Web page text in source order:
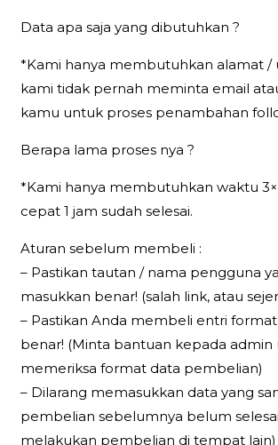
Data apa saja yang dibutuhkan ?
*Kami hanya membutuhkan alamat /
kami tidak pernah meminta email
kamu untuk proses penambahan
Berapa lama proses nya ?
*Kami hanya membutuhkan waktu
cepat 1 jam sudah selesai.
Aturan sebelum membeli :
– Pastikan tautan / nama pengguna
masukkan benar! (salah link, atau
– Pastikan Anda membeli entri
benar! (Minta bantuan kepada admin
memeriksa format data pembelian)
– Dilarang memasukkan data yang
pembelian sebelumnya belum
melakukan pembelian di tempat lain)